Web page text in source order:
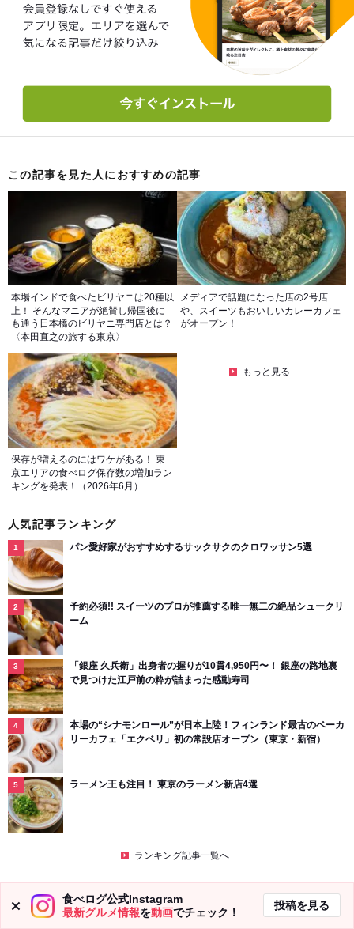
この記事を見た人におすすめの記事
本場インドで食べたビリヤニは20種以
上！ そんなマニアが絶賛し帰国後に
も通う日本橋のビリヤニ専門店とは？
〈本田直之の旅する東京〉
メディアで話題になった店の2号店
や、スイーツもおいしいカレーカフェ
がオープン！
保存が増えるのにはワケがある！ 東
京エリアの食べログ保存数の増加ラン
キングを発表！（2026年6月）
もっと見る
人気記事ランキング
パン愛好家がおすすめするサックサクのクロワッサン5選
予約必須!! スイーツのプロが推薦する唯一無二の絶品シュークリ
ーム
「銀座 久兵衛」出身者の握りが10貫4,950円〜！ 銀座の路地裏
で見つけた江戸前の粋が詰まった感動寿司
本場の“シナモンロール”が日本上陸！フィンランド最古のベーカ
リーカフェ「エクベリ」初の常設店オープン（東京・新宿）
ラーメン王も注目！ 東京のラーメン新店4選
ランキング記事一覧へ
ピックアップ
食べログ公式Instagram
最新グルメ情報を動画でチェック！
投稿を見る